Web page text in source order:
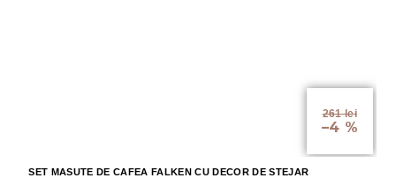
261 lei
–4 %
SET MASUTE DE CAFEA FALKEN CU DECOR DE STEJAR